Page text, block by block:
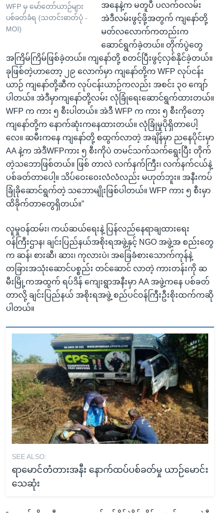
WFP မှ မော်တော်ယာဉ်များ
ပစ်ခတ်ခံရ (သတင်းဓာတ်ပုံ -
MOI)
အနေနဲ့က မတူပီ ပလက်ဝလမ်း
အဲဒီလမ်းဖွင့်ဖို့အတွက် ကျနော်တို့
မတ်လလောက်ကတည်းက
ဆောင်ရွက်ခဲ့တယ်။ တိုက်ပွဲတွေ
အကြိမ်ကြိမ်ဖြစ်ခဲ့တယ်။ ကျနော်တို့ စတင်ပြီးဖွင့်လှစ်နိုင်ခဲ့တယ်။
ခုဖြစ်တဲ့ဟာတော့ ၂၉ လောက်မှာ ကျနော်တို့က WFP လုပ်ငန်း
ယာဉ် ကျနော်တို့ဆီက လုပ်ငန်းယာဉ်ကလည်း အစင်း ၃၀ ကျော်
ပါတယ်။ အဲဒီမှာကျနော်တို့လမ်း လုံခြုံရေးဆောင်ရွက်ထားတယ်။
WFP က ကား ၅ စီးပါတယ်။ အဲဒီ WFP က ကား ၅ စီးကိုတော့
ကျနော်တို့က နောက်ဆုံးကနေထားတယ်။ လုံခြုံမှုပိုရှိတာပေါ့
လေ။ ဆမီးကနေ ကျနော်တို့ စထွက်လာတဲ့ အချိန်မှာ ညနေပိုင်းမှာ
AA နဲ့က အဲဒီWFPကား ၅ စီးကိုပဲ တမင်သက်သက်ရွေးပြီး တိုက်
တဲ့သဘောဖြစ်တယ်။ ဖြစ် တာလဲ လက်နက်ကြီး၊ လက်နက်ငယ်နဲ့
ပစ်ခတ်တာပေါ့။ သိပ်ဝေးဝေးလံလံလည်း မဟုတ်ဘူး။ အနီးကပ်
ခြုံခိုဆောင်ရွက်တဲ့ သဘောမျိုးဖြစ်ပါတယ်။ WFP ကား ၅ စီးမှာ
ထိခိုက်တာတွေရှိတယ်။”
လူမှုဝန်ထမ်း၊ ကယ်ဆယ်ရေးနဲ့ ပြန်လည်နေရာချထားရေး
ဝန်ကြီးဌာန၊ ချင်းပြည်နယ်အစိုးရအဖွဲ့နှင့် NGO အဖွဲ့အ စည်းတွေ
က ဆန်၊ စားဆီ၊ ဆား၊ ကုလားပဲ၊ အခြေခံစားသောက်ကုန်နဲ့
တခြားအသုံးဆောင်ပစ္စည်း တင်ဆောင် လာတဲ့ ကားတန်းကို ဆ
မီးမြို့ကအထွက် ရပ်ဒိန် ကျေးရွာအနီးမှာ AA အဖွဲ့ကနေ ပစ်ခတ်
တာလို့ ချင်းပြည်နယ် အစိုးရအဖွဲ့ စည်ပင်ဝန်ကြီးဦးစိုးထက်ကဆို
ပါတယ်။
SEE ALSO:
ရာမောင်တံတားအနီး နောက်ထပ်ပစ်ခတ်မှု ယာဉ်မောင်း
သေဆုံး